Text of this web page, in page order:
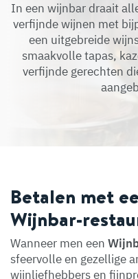
In een wijnbar draait
verfijnde wijnen met
een uitgebreide
smaakvolle tapas,
verfijnde gerechten
Betalen met
Wijnbar-
Wanneer men een
sfeervolle en gezellige
wijnliefhebbers en